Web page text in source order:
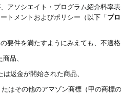
アソシエイト・プログラム紹介料率
トメントおよびポリシー（以下「プ
要件を満たすようにみえても、不適
品、
返金が開始された商品、
はその他のアマゾン商標（甲の商